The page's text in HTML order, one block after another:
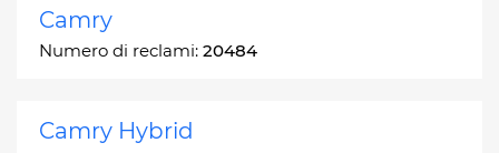
Camry
Numero di reclami: 20484
Camry Hybrid